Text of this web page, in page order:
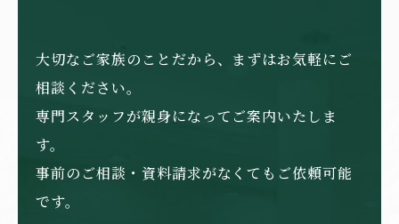
大切なご家族のことだから、まずはお気軽にご
相談ください。
専門スタッフが親身になってご案内いたしま
す。
事前のご相談・資料請求がなくてもご依頼可能
です。